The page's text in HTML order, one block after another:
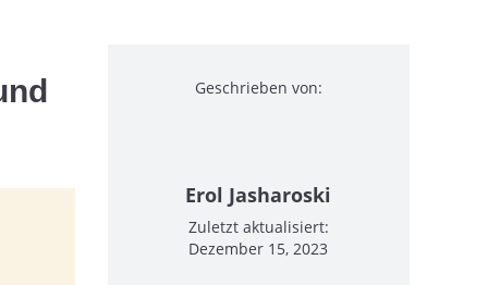
Geschrieben von:
Erol Jasharoski
Zuletzt aktualisiert:
Dezember 15, 2023